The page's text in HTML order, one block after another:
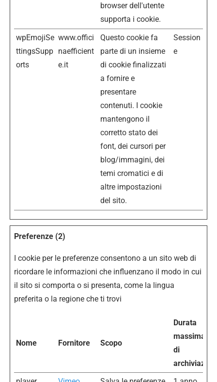
browser dell'utente
supporta i cookie.
wpEmojiSe
ttingsSupp
orts
www.offici
naefficient
e.it
Questo cookie fa
parte di un insieme
di cookie finalizzati
a fornire e
presentare
contenuti. I cookie
mantengono il
corretto stato dei
font, dei cursori per
blog/immagini, dei
temi cromatici e di
altre impostazioni
del sito.
Session
e
Preferenze (2)
I cookie per le preferenze consentono a un sito web di
ricordare le informazioni che influenzano il modo in cui
il sito si comporta o si presenta, come la lingua
preferita o la regione che ti trovi
Nome Fornitore Scopo
Durata
massima
di